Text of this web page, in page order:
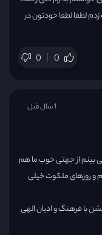
لطفا لطفا خودتون در
0 0
بینم از جهتی خوب ما هم
و روزهای ملکوت خیلی
با فرهنگ و ادیان الهی
1 سال قبل